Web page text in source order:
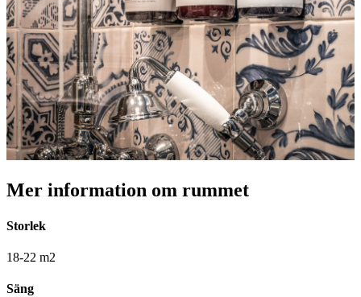
Mer information om rummet
Storlek
18-22 m2
Säng